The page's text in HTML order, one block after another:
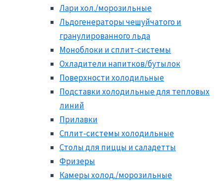
Лари хол./морозильные
Льдогенераторы чешуйчатого и
гранулированного льда
Моноблоки и сплит-системы
Охладители напитков/бутылок
Поверхности холодильные
Подставки холодильные для тепловых
линий
Прилавки
Сплит-системы холодильные
Столы для пиццы и саладетты
Фризеры
Камеры холод./морозильные